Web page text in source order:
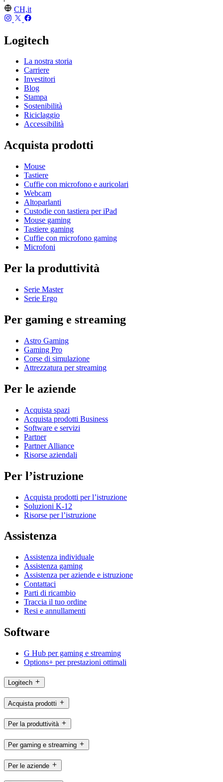
CH,it
Logitech
La nostra storia
Carriere
Investitori
Blog
Stampa
Sostenibilità
Riciclaggio
Accessibilità
Acquista prodotti
Mouse
Tastiere
Cuffie con microfono e auricolari
Webcam
Altoparlanti
Custodie con tastiera per iPad
Mouse gaming
Tastiere gaming
Cuffie con microfono gaming
Microfoni
Per la produttività
Serie Master
Serie Ergo
Per gaming e streaming
Astro Gaming
Gaming Pro
Corse di simulazione
Attrezzatura per streaming
Per le aziende
Acquista spazi
Acquista prodotti Business
Software e servizi
Partner
Partner Alliance
Risorse aziendali
Per l’istruzione
Acquista prodotti per l’istruzione
Soluzioni K-12
Risorse per l’istruzione
Assistenza
Assistenza individuale
Assistenza gaming
Assistenza per aziende e istruzione
Contattaci
Parti di ricambio
Traccia il tuo ordine
Resi e annullamenti
Software
G Hub per gaming e streaming
Options+ per prestazioni ottimali
Logitech
Acquista prodotti
Per la produttività
Per gaming e streaming
Per le aziende